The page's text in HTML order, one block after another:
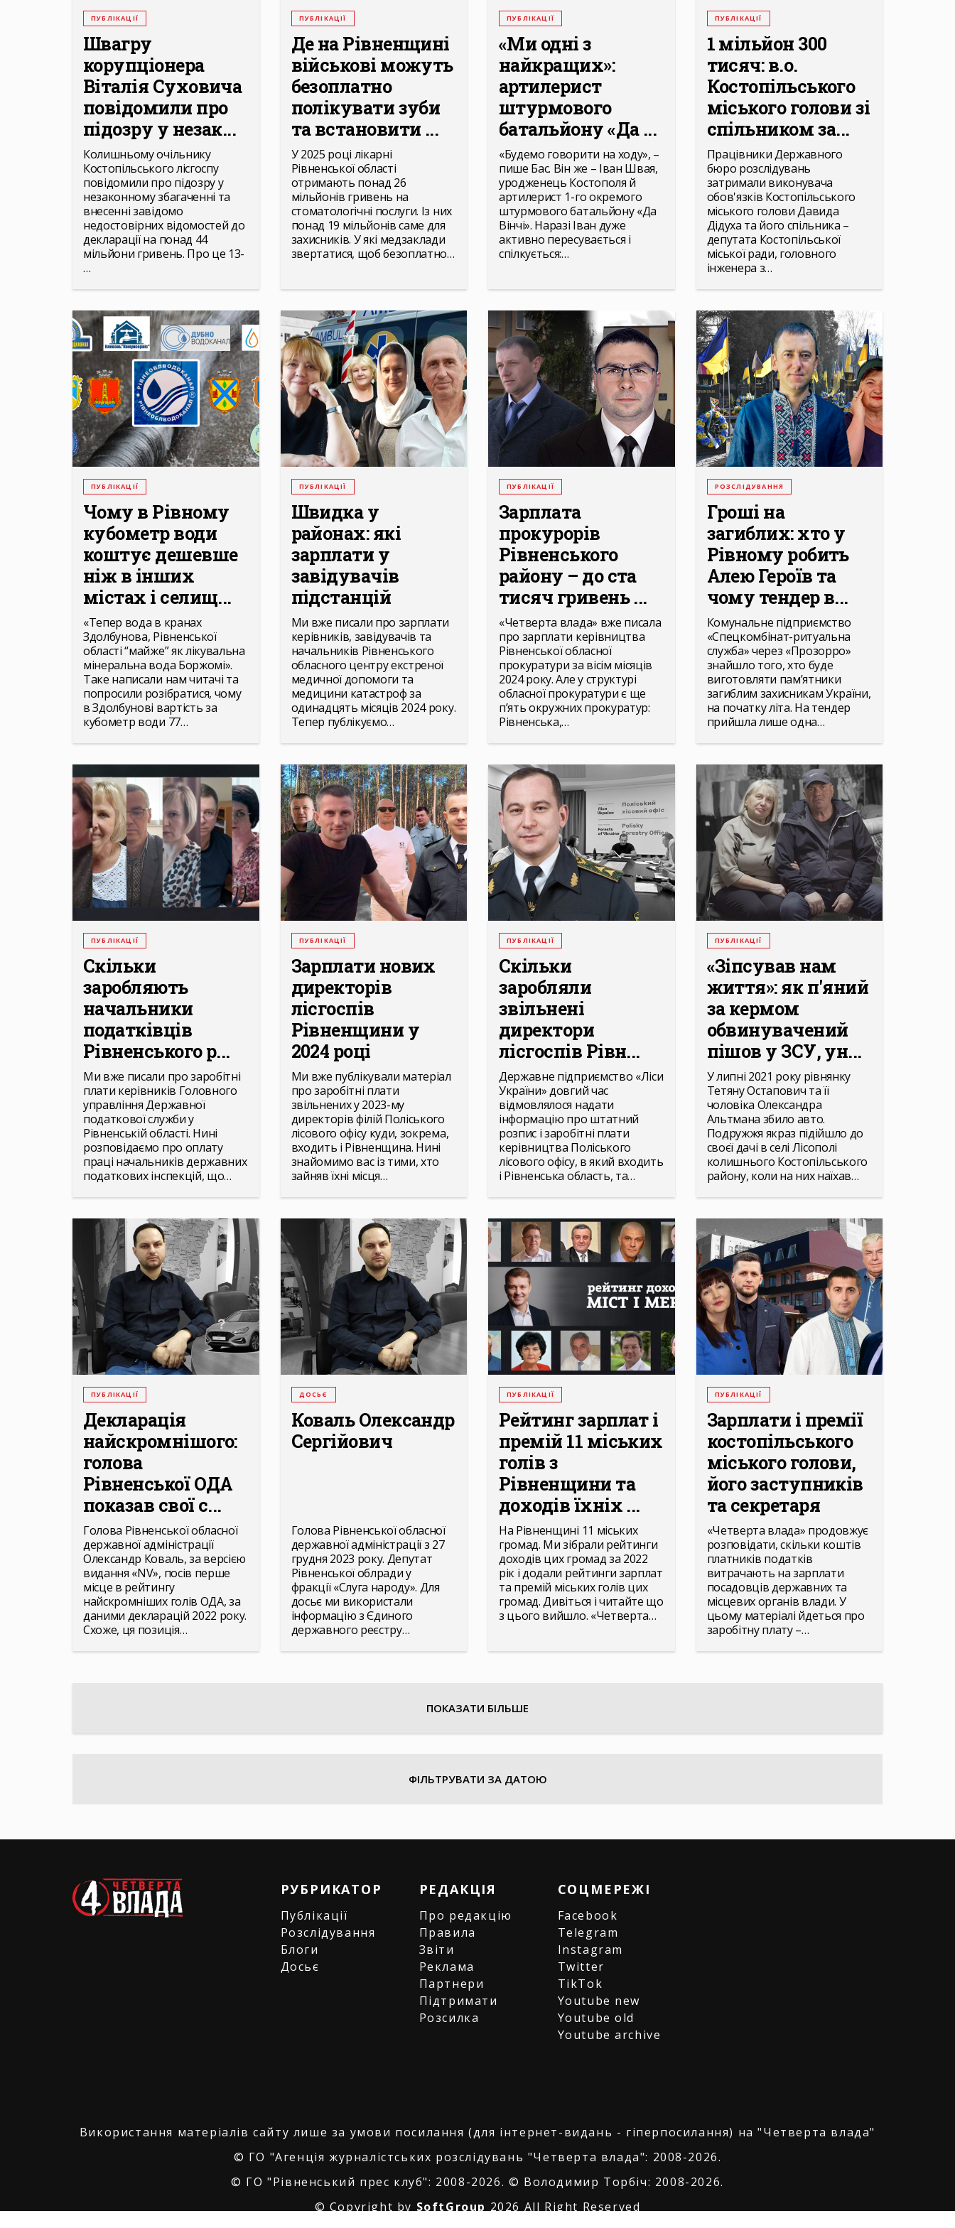
ПУБЛІКАЦІЇ
Швагру
корупціонера
Віталія Суховича
повідомили про
підозру у незак...
Колишньому очільнику
Костопільського лісгоспу
повідомили про підозру у
незаконному збагаченні та
внесенні завідомо
недостовірних відомостей до
декларації на понад 44
мільйони гривень. Про це 13-
…
ПУБЛІКАЦІЇ
Де на Рівненщині
військові можуть
безоплатно
полікувати зуби
та встановити ...
У 2025 році лікарні
Рівненської області
отримають понад 26
мільйонів гривень на
стоматологічні послуги. Із них
понад 19 мільйонів саме для
захисників. У які медзаклади
звертатися, щоб безоплатно…
ПУБЛІКАЦІЇ
«Ми одні з
найкращих»:
артилерист
штурмового
батальйону «Да ...
«Будемо говорити на ходу», –
пише Бас. Він же – Іван Швая,
уродженець Костополя й
артилерист 1-го окремого
штурмового батальйону «Да
Вінчі». Наразі Іван дуже
активно пересувається і
спілкується:…
ПУБЛІКАЦІЇ
1 мільйон 300
тисяч: в.о.
Костопільського
міського голови зі
спільником за...
Працівники Державного
бюро розслідувань
затримали виконувача
обов'язків Костопільського
міського голови Давида
Дідуха та його спільника –
депутата Костопільської
міської ради, головного
інженера з…
ПУБЛІКАЦІЇ
Чому в Рівному
кубометр води
коштує дешевше
ніж в інших
містах і селищ...
«Тепер вода в кранах
Здолбунова, Рівненської
області “майже” як лікувальна
мінеральна вода Боржомі».
Таке написали нам читачі та
попросили розібратися, чому
в Здолбунові вартість за
кубометр води 77…
ПУБЛІКАЦІЇ
Швидка у
районах: які
зарплати у
завідувачів
підстанцій
Ми вже писали про зарплати
керівників, завідувачів та
начальників Рівненського
обласного центру екстреної
медичної допомоги та
медицини катастроф за
одинадцять місяців 2024 року.
Тепер публікуємо…
ПУБЛІКАЦІЇ
Зарплата
прокурорів
Рівненського
району – до ста
тисяч гривень ...
«Четверта влада» вже писала
про зарплати керівництва
Рівненської обласної
прокуратури за вісім місяців
2024 року. Але у структурі
обласної прокуратури є ще
п’ять окружних прокуратур:
Рівненська,…
РОЗСЛІДУВАННЯ
Гроші на
загиблих: хто у
Рівному робить
Алею Героїв та
чому тендер в...
Комунальне підприємство
«Спецкомбінат-ритуальна
служба» через «Прозорро»
знайшло того, хто буде
виготовляти пам’ятники
загиблим захисникам України,
на початку літа. На тендер
прийшла лише одна…
ПУБЛІКАЦІЇ
Скільки
заробляють
начальники
податківців
Рівненського р...
Ми вже писали про заробітні
плати керівників Головного
управління Державної
податкової служби у
Рівненській області. Нині
розповідаємо про оплату
праці начальників державних
податкових інспекцій, що…
ПУБЛІКАЦІЇ
Зарплати нових
директорів
лісгоспів
Рівненщини у
2024 році
Ми вже публікували матеріал
про заробітні плати
звільнених у 2023-му
директорів філій Поліського
лісового офісу куди, зокрема,
входить і Рівненщина. Нині
знайомимо вас із тими, хто
зайняв їхні місця…
ПУБЛІКАЦІЇ
Скільки
заробляли
звільнені
директори
лісгоспів Рівн...
Державне підприємство «Ліси
України» довгий час
відмовлялося надати
інформацію про штатний
розпис і заробітні плати
керівництва Поліського
лісового офісу, в який входить
і Рівненська область, та…
ПУБЛІКАЦІЇ
«Зіпсував нам
життя»: як п'яний
за кермом
обвинувачений
пішов у ЗСУ, ун...
У липні 2021 року рівнянку
Тетяну Остапович та її
чоловіка Олександра
Альтмана збило авто.
Подружжя якраз підійшло до
своєї дачі в селі Лісополі
колишнього Костопільського
району, коли на них наїхав…
ПУБЛІКАЦІЇ
Декларація
найскромнішого:
голова
Рівненської ОДА
показав свої с...
Голова Рівненської обласної
державної адміністрації
Олександр Коваль, за версією
видання «NV», посів перше
місце в рейтингу
найскромніших голів ОДА, за
даними декларацій 2022 року.
Схоже, ця позиція…
ДОСЬЄ
Коваль Олександр
Сергійович
Голова Рівненської обласної
державної адміністрації з 27
грудня 2023 року. Депутат
Рівненської облради у
фракції «Слуга народу». Для
досьє ми використали
інформацію з Єдиного
державного реєстру…
ПУБЛІКАЦІЇ
Рейтинг зарплат і
премій 11 міських
голів з
Рівненщини та
доходів їхніх ...
На Рівненщині 11 міських
громад. Ми зібрали рейтинги
доходів цих громад за 2022
рік і додали рейтинги зарплат
та премій міських голів цих
громад. Дивіться і читайте що
з цього вийшло. «Четверта…
ПУБЛІКАЦІЇ
Зарплати і премії
костопільського
міського голови,
його заступників
та секретаря
«Четверта влада» продовжує
розповідати, скільки коштів
платників податків
витрачають на зарплати
посадовців державних та
місцевих органів влади. У
цьому матеріалі йдеться про
заробітну плату –…
ПОКАЗАТИ БІЛЬШЕ
ФІЛЬТРУВАТИ ЗА ДАТОЮ
РУБРИКАТОР
Публікації
Розслідування
Блоги
Досьє
РЕДАКЦІЯ
Про редакцію
Правила
Звіти
Реклама
Партнери
Підтримати
Розсилка
СОЦМЕРЕЖІ
Facebook
Telegram
Instagram
Twitter
TikTok
Youtube new
Youtube old
Youtube archive
Використання матеріалів сайту лише за умови посилання (для інтернет-видань - гіперпосилання) на "Четверта влада"
© ГО "Агенція журналістських розслідувань "Четверта влада": 2008-2026.
© ГО "Рівненський прес клуб": 2008-2026. © Володимир Торбіч: 2008-2026.
© Copyright by SoftGroup 2026 All Right Reserved